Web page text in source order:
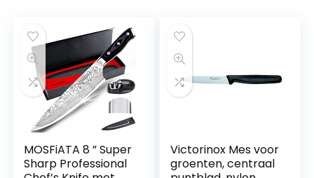
MOSFiATA 8 ” Super
Sharp Professional
Victorinox Mes voor
groenten, centraal